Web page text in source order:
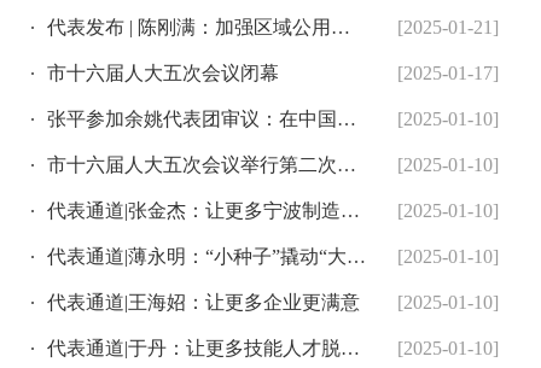
代表发布 | 陈刚满：加强区域公用品牌打造力度 助推农民共富... [2025-01-21]
市十六届人大五次会议闭幕 [2025-01-17]
张平参加余姚代表团审议：在中国式现代化市域实践中展现人大作为 [2025-01-10]
市十六届人大五次会议举行第二次全体会议 [2025-01-10]
代表通道|张金杰：让更多宁波制造走向世界 [2025-01-10]
代表通道|薄永明：“小种子”撬动“大产业” [2025-01-10]
代表通道|王海妱：让更多企业更满意 [2025-01-10]
代表通道|于丹：让更多技能人才脱颖而出 [2025-01-10]